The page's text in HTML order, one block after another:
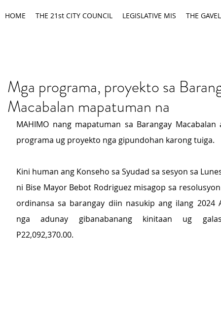
HOME THE 21st CITY COUNCIL LEGISLATIVE MIS THE GAVEL
Mga programa, proyekto sa
Macabalan mapatuman na
MAHIMO nang mapatuman sa Barangay
programa ug proyekto nga gipundohan karong tuiga.
Kini human ang Konseho sa Syudad sa sesyon sa
ni Bise Mayor Bebot Rodriguez misagop sa
ordinansa sa barangay diin nasukip ang ilang 2024
nga adunay gibanabanang kinitaan ug
P22,092,370.00.